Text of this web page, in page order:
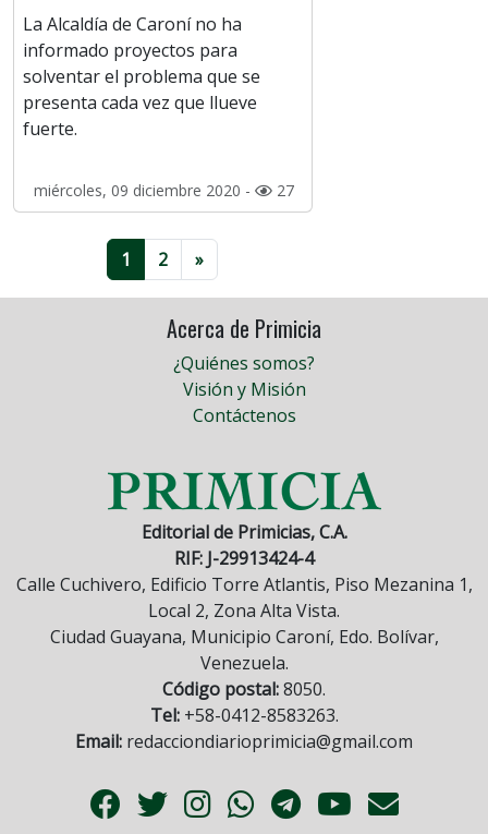
La Alcaldía de Caroní no ha
informado proyectos para
solventar el problema que se
presenta cada vez que llueve
fuerte.
miércoles, 09 diciembre 2020 - 27
1 2 »
Acerca de Primicia
¿Quiénes somos?
Visión y Misión
Contáctenos
Editorial de Primicias, C.A.
RIF: J-29913424-4
Calle Cuchivero, Edificio Torre Atlantis, Piso Mezanina 1,
Local 2, Zona Alta Vista.
Ciudad Guayana, Municipio Caroní, Edo. Bolívar,
Venezuela.
Código postal:8050.
Tel:+58-0412-8583263.
Email: redacciondiarioprimicia@gmail.com